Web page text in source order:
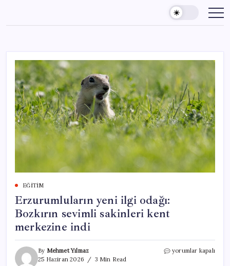
content
EĞITIM
Erzurumluların yeni ilgi odağı:
Bozkırın sevimli sakinleri kent
merkezine indi
By Mehmet Yılmaz
25 Haziran 2026
3 Min Read
Erzurumluların
yorumlar kapalı